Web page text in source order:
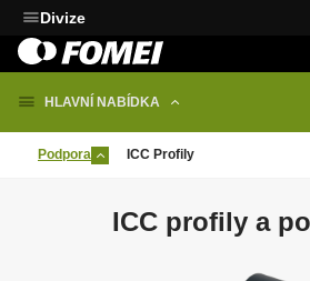
Divize
HLAVNÍ NABÍDKA
Podpora ICC Profily
ICC profily a